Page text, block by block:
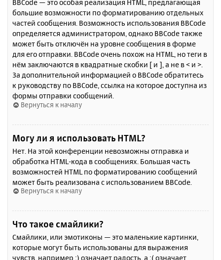
BBCode — это особая реализация HTML, предлагающая
большие возможности по форматированию отдельных
частей сообщения. Возможность использования BBCode
определяется администратором, однако BBCode также
может быть отключён на уровне сообщения в форме
для его отправки. BBCode очень похож на HTML, но теги в
нём заключаются в квадратные скобки [ и ], а не в < и >.
За дополнительной информацией о BBCode обратитесь
к руководству по BBCode, ссылка на которое доступна из
формы отправки сообщений.
Вернуться к началу
Могу ли я использовать HTML?
Нет. На этой конференции невозможны отправка и
обработка HTML-кода в сообщениях. Большая часть
возможностей HTML по форматированию сообщений
может быть реализована с использованием BBCode.
Вернуться к началу
Что такое смайлики?
Смайлики, или эмотиконы — это маленькие картинки,
которые могут быть использованы для выражения
чувств, например :) означает радость, а :( означает